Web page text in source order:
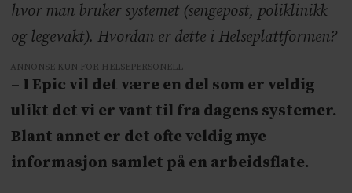
hvor man bruker systemet (sengepost, poliklinikk
og legevakt). Hvordan er dette i Helseplattformen?
ANNONSE KUN FOR HELSEPERSONELL
– I Epic vil det være en del som er veldig
ulikt det vi er vant til fra dagens systemer.
Blant annet er det ofte veldig mye
informasjon samlet på en arbeidsflate.